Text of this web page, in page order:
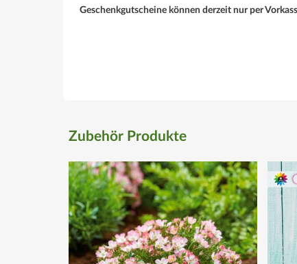
Geschenkgutscheine können derzeit nur per
Zubehör Produkte